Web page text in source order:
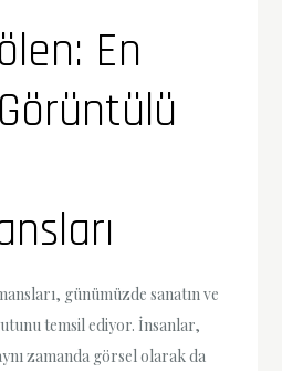
En
günümüzde sanatın ve
temsil ediyor. İnsanlar,
zamanda görsel olarak da